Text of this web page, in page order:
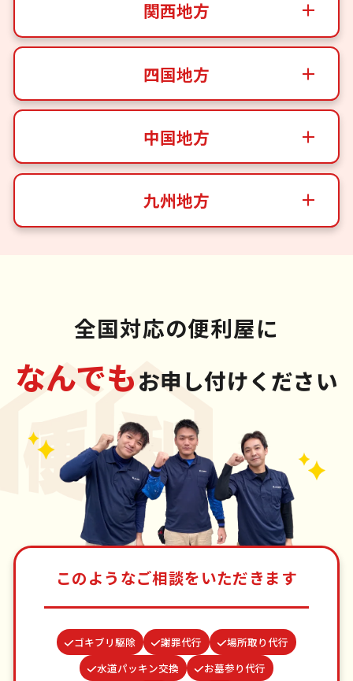
関西地方
四国地方
中国地方
九州地方
全国対応の便利屋に
なんでもお申し付けください
このようなご相談をいただきます
ゴキブリ駆除 謝罪代行
場所取り代行
水道パッキン交換
お墓参り代行